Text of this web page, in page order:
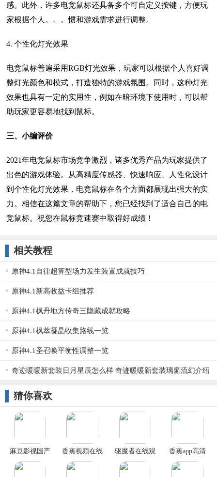
感。此外，许多电竞鼠标还具备多个可自定义按键，方便玩
家根据个人。。。惯和游戏需求进行调整。
4. 个性化灯光效果
电竞鼠标普遍采用RGB灯光效果，玩家可以根据个人喜好调
整灯光颜色和模式，打造独特的游戏氛围。同时，这种灯光
效果也具有一定的实用性，例如在暗环境下使用时，可以帮
助玩家更容易地找到鼠标。
三、小编评价
2021年电竞鼠标市场竞争激烈，诸多优秀产品为玩家提供了
出色的游戏体验。从高精度传感器、快速响应、人性化设计
到个性化灯光效果，电竞鼠标在各个方面都展现出强大的实
力。相信在这篇文章的帮助下，您已经找到了适合自己的电
竞鼠标。祝您在鼠标竞速赛中取得好成绩！
相关教程
原神4.1自律超算型场力发生装置成就技巧
原神4.1新高收益卡组推荐
原神4.1枫丹地方传奇三隐藏成就攻略
原神4.1枫萃凝晶收集路线一览
原神4.1圣召唤平衡性调整一览
奇迹暖暖新套装日月星辰怎么样 奇迹暖暖新套装璃窗流幻介绍
猜你喜欢
麻豆影视国产
TV在线观看
香蕉视频在线
观看手机板免
驱魔者在线观
看
香蕉app高清